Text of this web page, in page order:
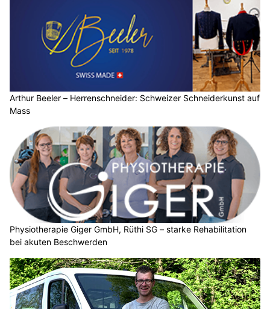
Arthur Beeler – Herrenschneider: Schweizer Schneiderkunst auf
Mass
Physiotherapie Giger GmbH, Rüthi SG – starke Rehabilitation
bei akuten Beschwerden